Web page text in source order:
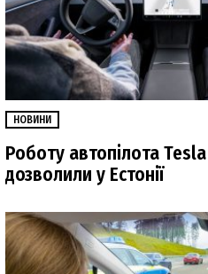
НОВИНИ
Роботу автопілота
дозволили у Естонії